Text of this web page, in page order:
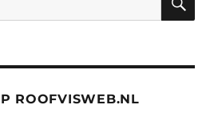
ROOFVISWEB.NL